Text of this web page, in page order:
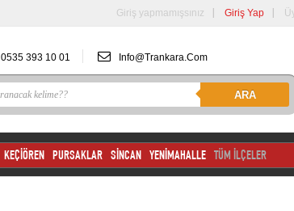
Giriş Yap
Giriş yapmamışsınız
0535 393 10 01 Info@trankara.com
ARA
KEÇİÖREN PURSAKLAR SİNCAN YENİMAHALLE TÜM İLÇELER